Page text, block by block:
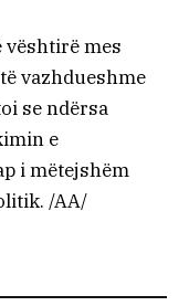
mes
vazhdueshme
se ndërsa
e
i mëtejshëm
/AA/